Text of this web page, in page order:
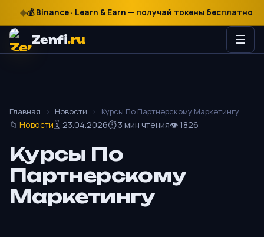
₽
$
€
💰 Binance · Learn & Earn — получай токены бесплатно
Zenfi.ru ☰
Главная › Новости › Курсы По Партнерскому Маркетингу
📁 Новости🗓 23.04.2026⏱ 3 мин чтения👁 1826
Курсы По
Партнерскому
Маркетингу